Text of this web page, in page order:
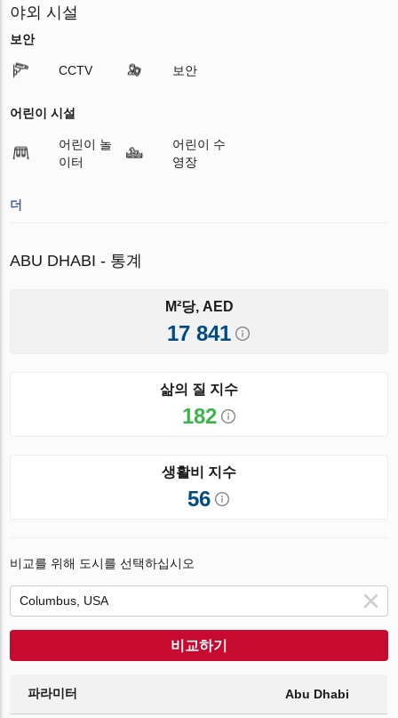
야외 시설
보안
CCTV 보안
어린이 시설
어린이 놀
이터
어린이 수
영장
더
ABU DHABI - 통계
M²당, AED
17 841
삶의 질 지수
182
생활비 지수
56
비교를 위해 도시를 선택하십시오
비교하기
파라미터 Abu Dhabi